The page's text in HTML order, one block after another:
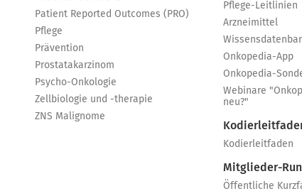
Patient Reported Outcomes (PRO)
Pflege
Prävention
Prostatakarzinom
Psycho-Onkologie
Zellbiologie und -therapie
ZNS Malignome
Pflege-Leitlinien
Arzneimittel
Onkopedia-App
Onkopedia-
Webinare
neu?"
Kodierleitfaden
Mitglieder-
Öffentliche